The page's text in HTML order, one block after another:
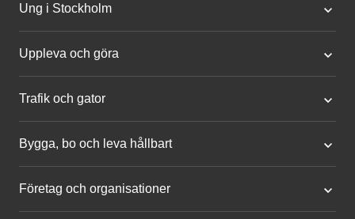
Ung i Stockholm
Uppleva och göra
Trafik och gator
Bygga, bo och leva hållbart
Företag och organisationer